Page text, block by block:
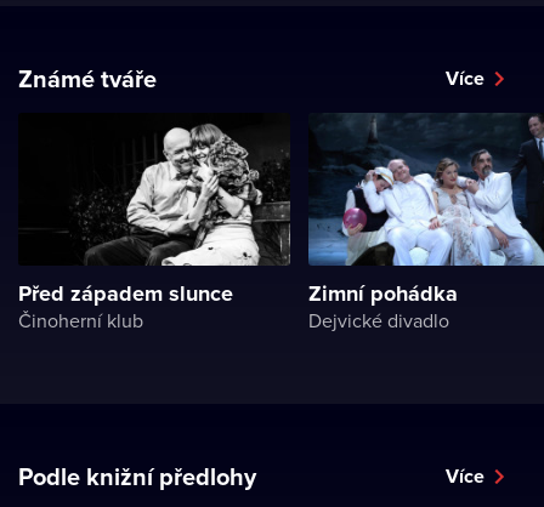
Známé tváře Více
Před západem slunce
Činoherní klub
Zimní pohádka
Dejvické divadlo
Podle knižní předlohy Více